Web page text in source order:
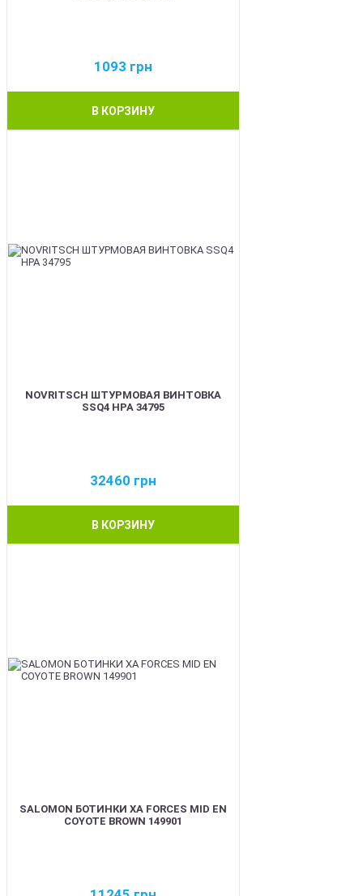
1093 грн
В КОРЗИНУ
NOVRITSCH ШТУРМОВАЯ ВИНТОВКА
SSQ4 HPA 34795
32460 грн
В КОРЗИНУ
SALOMON БОТИНКИ XA FORCES MID EN
COYOTE BROWN 149901